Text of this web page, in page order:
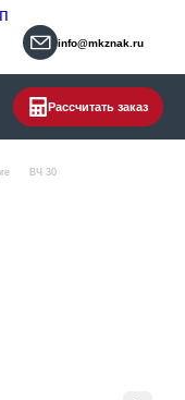
info@mkznak.ru
Рассчитать заказ
ВЧ 30